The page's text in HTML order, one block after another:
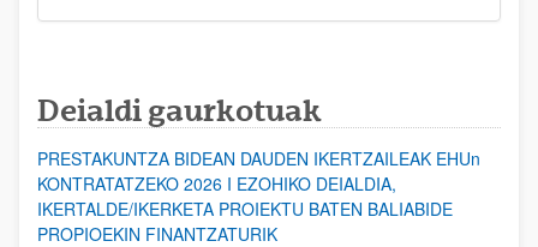
Deialdi gaurkotuak
PRESTAKUNTZA BIDEAN DAUDEN IKERTZAILEAK EHUn
KONTRATATZEKO 2026 I EZOHIKO DEIALDIA,
IKERTALDE/IKERKETA PROIEKTU BATEN BALIABIDE
PROPIOEKIN FINANTZATURIK